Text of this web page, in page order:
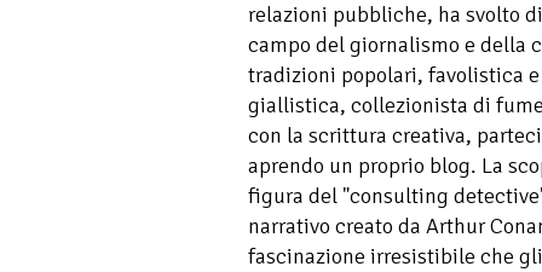
relazioni pubbliche, ha svolto
campo del giornalismo e della
tradizioni popolari, favolistica
giallistica, collezionista di
con la scrittura creativa,
aprendo un proprio blog. La
figura del "consulting
narrativo creato da Arthur
fascinazione irresistibile che